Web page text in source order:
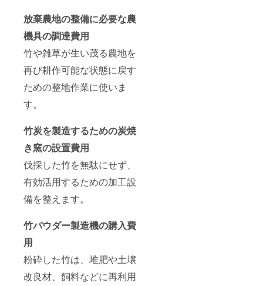
放棄農地の整備に必要な農
機具の調達費用
竹や雑草が生い茂る農地を
再び耕作可能な状態に戻す
ための整地作業に使いま
す。
竹炭を製造するための炭焼
き窯の設置費用
伐採した竹を無駄にせず、
有効活用するための加工設
備を整えます。
竹パウダー製造機の購入費
用
粉砕した竹は、堆肥や土壌
改良材、飼料などに再利用